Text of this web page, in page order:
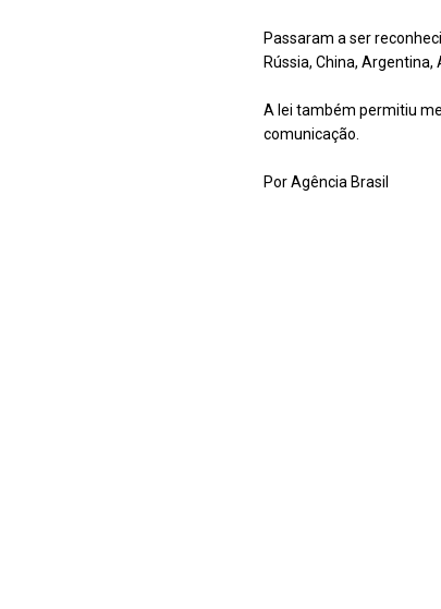
Passaram a ser
Rússia, China, Argentina,
A lei também permitiu
comunicação.
Por Agência Brasil